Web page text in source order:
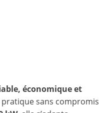
économique et
sans compromis